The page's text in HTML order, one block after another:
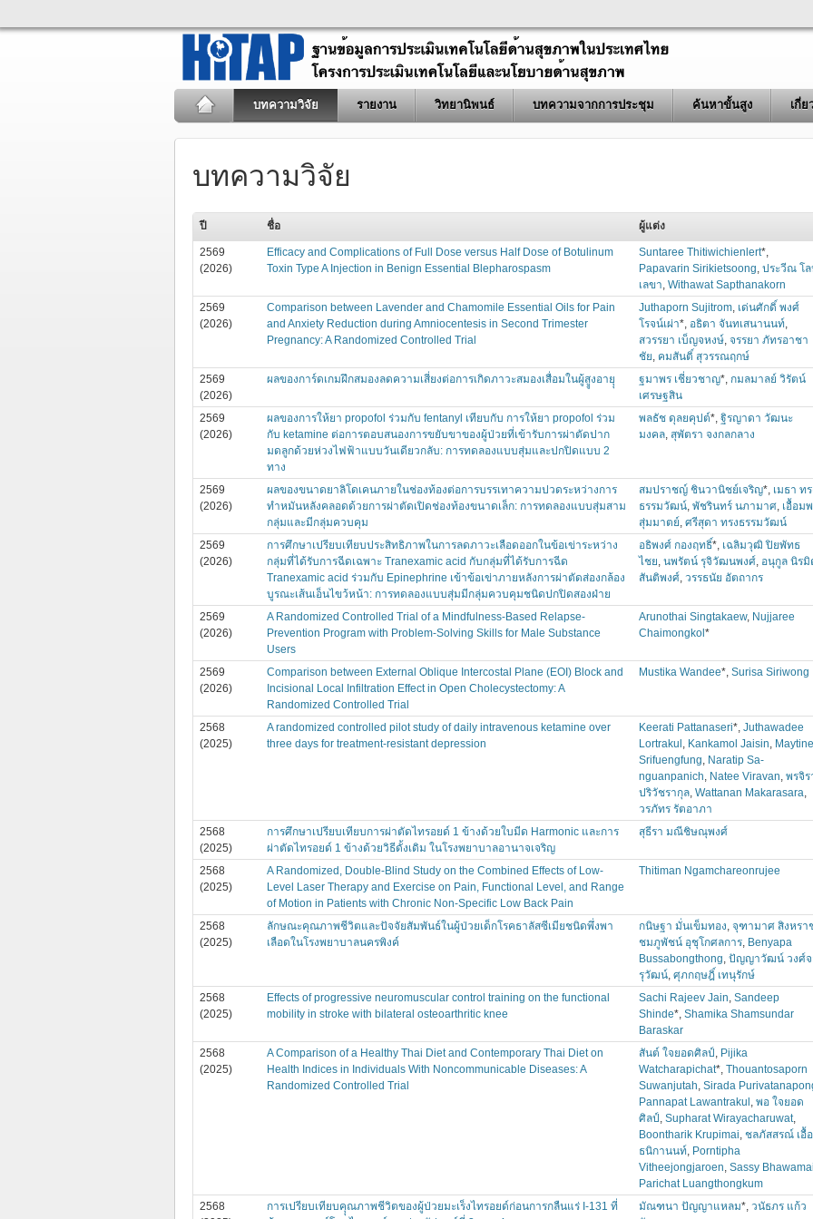
บทความวิจัย รายงาน วิทยานิพนธ์ บทความจากการประชุม ค้นหาขั้นสูง เกี่ย
บทความวิจัย
ปี ชื่อ ผู้แต่ง
2569
(2026)
Efficacy and Complications of Full Dose versus Half Dose of Botulinum
Toxin Type A Injection in Benign Essential Blepharospasm
Suntaree Thitiwichienlert*,
Papavarin Sirikietsoong, ประวีณ โล
เลขา, Withawat Sapthanakorn
2569
(2026)
Comparison between Lavender and Chamomile Essential Oils for Pain
and Anxiety Reduction during Amniocentesis in Second Trimester
Pregnancy: A Randomized Controlled Trial
Juthaporn Sujitrom, เด่นศักดิ์ พงศ์
โรจน์เผ่า*, อธิตา จันทเสนานนท์,
สวรรยา เบ็ญจหงษ์, จรรยา ภัทรอาชา
ชัย, คมสันติ์ สุวรรณฤกษ์
2569
(2026)
ผลของการ์ดเกมฝึกสมองลดความเสี่ยงต่อการเกิดภาวะสมองเสื่อมในผู้สููงอายุุ ฐมาพร เชี่ยวชาญ*, กมลมาลย์ วิรัตน์
เศรษฐสิน
2569
(2026)
ผลของการให้ยา propofol ร่วมกับ fentanyl เทียบกับ การให้ยา propofol ร่วม
กับ ketamine ต่อการตอบสนองการขยับขาของผู้ป่วยที่เข้ารับการผ่าตัดปาก
มดลูกด้วยห่วงไฟฟ้าแบบวันเดียวกลับ: การทดลองแบบสุ่มและปกปิดแบบ 2
ทาง
พลธัช ดุลยคุปต์*, ฐิรญาดา วัฒนะ
มงคล, สุพัตรา จงกลกลาง
2569
(2026)
ผลของขนาดยาลิโดเคนภายในช่องท้องต่อการบรรเทาความปวดระหว่างการ
ทำหมันหลังคลอดด้วยการผ่าตัดเปิดช่องท้องขนาดเล็ก: การทดลองแบบสุ่มสาม
กลุ่มและมีกลุ่มควบคุม
สมปราชญ์ ชินวานิชย์เจริญ*, เมธา ทร
ธรรมวัฒน์, พัชรินทร์ นภามาศ, เอื้อม
สุ่มมาตย์, ศรีสุดา ทรงธรรมวัฒน์
2569
(2026)
การศึกษาเปรียบเทียบประสิทธิภาพในการลดภาวะเลือดออกในข้อเข่าระหว่าง
กลุ่มที่ได้รับการฉีดเฉพาะ Tranexamic acid กับกลุ่มที่ได้รับการฉีด
Tranexamic acid ร่วมกับ Epinephrine เข้าข้อเข่าภายหลังการผ่าตัดส่องกล้อง
บูรณะเส้นเอ็นไขว้หน้า: การทดลองแบบสุ่มมีกลุ่มควบคุมชนิดปกปิดสองฝ่าย
อธิพงศ์ กองฤทธิ์*, เฉลิมวุฒิ ปิยพัทธ
ไชย, นพรัตน์ รุจิวัฒนพงศ์, อนุกูล นิรมิ
สันติพงศ์, วรรธนัย อัตถากร
2569
(2026)
A Randomized Controlled Trial of a Mindfulness-Based Relapse-
Prevention Program with Problem-Solving Skills for Male Substance
Users
Arunothai Singtakaew, Nujjaree
Chaimongkol *
2569
(2026)
Comparison between External Oblique Intercostal Plane (EOI) Block and
Incisional Local Infiltration Effect in Open Cholecystectomy: A
Randomized Controlled Trial
Mustika Wandee*, Surisa Siriwong
2568
(2025)
A randomized controlled pilot study of daily intravenous ketamine over
three days for treatment-resistant depression
Keerati Pattanaseri*, Juthawadee
Lortrakul , Kankamol Jaisin,
Srifuengfung, Naratip Sa-
nguanpanich, Natee Viravan, พรจิร
ปริวัชรากุล, Wattanan Makarasara,
วรภัทร รัตอาภา
2568
(2025)
การศึกษาเปรียบเทียบการผ่าตัดไทรอยด์ 1 ข้างด้วยใบมีด Harmonic และการ
ผ่าตัดไทรอยด์ 1 ข้างด้วยวิธีดั้งเดิม ในโรงพยาบาลอานาจเจริญ
สุธีรา มณีชิษณุพงศ์
2568
(2025)
A Randomized, Double-Blind Study on the Combined Effects of Low-
Level Laser Therapy and Exercise on Pain, Functional Level, and Range
of Motion in Patients with Chronic Non-Specific Low Back Pain
Thitiman Ngamchareonrujee
2568
(2025)
ลักษณะคุณภาพชีวิตและปัจจัยสัมพันธ์ในผู้ป่วยเด็กโรคธาลัสซีเมียชนิดพึ่งพา
เลือดในโรงพยาบาลนครพิงค์
กนิษฐา มั่นเข็มทอง, จุฑามาศ สิงหรา
ชมภูพัชน์ อุชุโกศลการ, Benyapa
Bussabongthong, ปัญญาวัฒน์ วงศ์จ
รุวัฒน์, ศุภกฤษฎิ์ เทนุรักษ์
2568
(2025)
Effects of progressive neuromuscular control training on the functional
mobility in stroke with bilateral osteoarthritic knee
Sachi Rajeev Jain, Sandeep
Shinde*, Shamika Shamsundar
Baraskar
2568
(2025)
A Comparison of a Healthy Thai Diet and Contemporary Thai Diet on
Health Indices in Individuals With Noncommunicable Diseases: A
Randomized Controlled Trial
สันต์ ใจยอดศิลป์ , Pijika
Watcharapichat*, Thouantosaporn
Suwanjutah, Sirada
Pannapat Lawantrakul , พอ ใจยอด
ศิลป์ , Supharat Wirayacharuwat,
Boontharik Krupimai, ชลภัสสรณ์ เอื้อ
ธนิกานนท์, Porntipha
Vitheejongjaroen, Sassy Bhawamai
Parichat Luangthongkum
2568
การเปรียบเทียบคุุณภาพชีวิตของผู้ป่วยมะเร็งไทรอยด์ก่อนการกลืนแร่ I-131 ที่
มัณฑนา ปัญญาแหลม*, วนัธภร แก้ว